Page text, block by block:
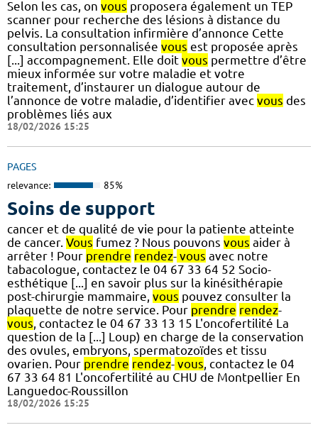
Selon les cas, on vous proposera également un TEP
scanner pour recherche des lésions à distance du
pelvis. La consultation infirmière d’annonce Cette
consultation personnalisée vous est proposée après
[...] accompagnement. Elle doit vous permettre d’être
mieux informée sur votre maladie et votre
traitement, d’instaurer un dialogue autour de
l’annonce de votre maladie, d’identifier avec vous des
problèmes liés aux
18/02/2026 15:25
PAGES
relevance: 85%
Soins de support
cancer et de qualité de vie pour la patiente atteinte
de cancer. Vous fumez ? Nous pouvons vous aider à
arrêter ! Pour prendre rendez- vous avec notre
tabacologue, contactez le 04 67 33 64 52 Socio-
esthétique [...] en savoir plus sur la kinésithérapie
post-chirurgie mammaire, vous pouvez consulter la
plaquette de notre service. Pour prendre rendez-
vous, contactez le 04 67 33 13 15 L'oncofertilité La
question de la [...] Loup) en charge de la conservation
des ovules, embryons, spermatozoïdes et tissu
ovarien. Pour prendre rendez- vous, contactez le 04
67 33 64 81 L'oncofertilité au CHU de Montpellier En
Languedoc-Roussillon
18/02/2026 15:25